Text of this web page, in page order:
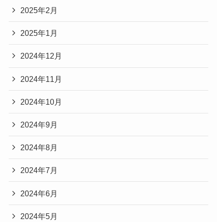
2025年2月
2025年1月
2024年12月
2024年11月
2024年10月
2024年9月
2024年8月
2024年7月
2024年6月
2024年5月